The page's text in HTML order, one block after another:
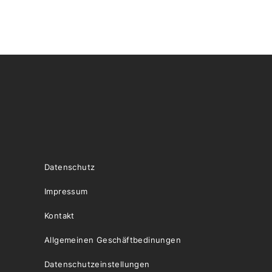
Datenschutz
Impressum
Kontakt
Allgemeinen Geschäftbedinungen
Datenschutzeinstellungen